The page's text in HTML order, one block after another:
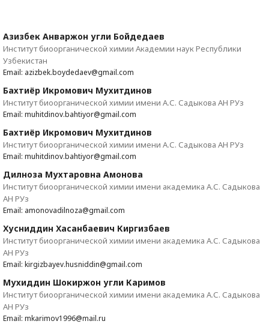
Азизбек Анваржон угли Бойдедаев
Институт биоорганической химии Академии наук Республики
Узбекистан
Email: azizbek.boydedaev@gmail.com
Бахтиёр Икромович Мухитдинов
Институт биоорганической химии имени А.С. Садыкова АН РУз
Email: muhitdinov.bahtiyor@gmail.com
Бахтиёр Икромович Мухитдинов
Институт биоорганической химии имени А.С. Садыкова АН РУз
Email: muhitdinov.bahtiyor@gmail.com
Дилноза Мухтаровна Амонова
Институт биоорганической химии имени академика А.С. Садыкова
АН РУз
Email: amonovadilnoza@gmail.com
Хусниддин Хасанбаевич Киргизбаев
Институт биоорганической химии имени академика А.С. Садыкова
АН РУз
Email: kirgizbayev.husniddin@gmail.com
Мухиддин Шокиржон угли Каримов
Институт биоорганической химии имени академика А.С. Садыкова
АН РУз
Email: mkarimov1996@mail.ru